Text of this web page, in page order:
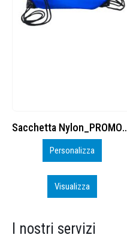
Cuffia Poliestere
Inizia a Personalizzare
Visualizza
I nostri servizi